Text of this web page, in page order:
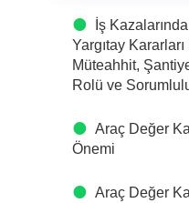
İş
Yargıtay Kararları
Müteahhit,
Rolü ve
Araç Değer
Önemi
Araç Değer